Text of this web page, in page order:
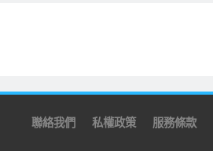
聯絡我們 私權政策 服務條款